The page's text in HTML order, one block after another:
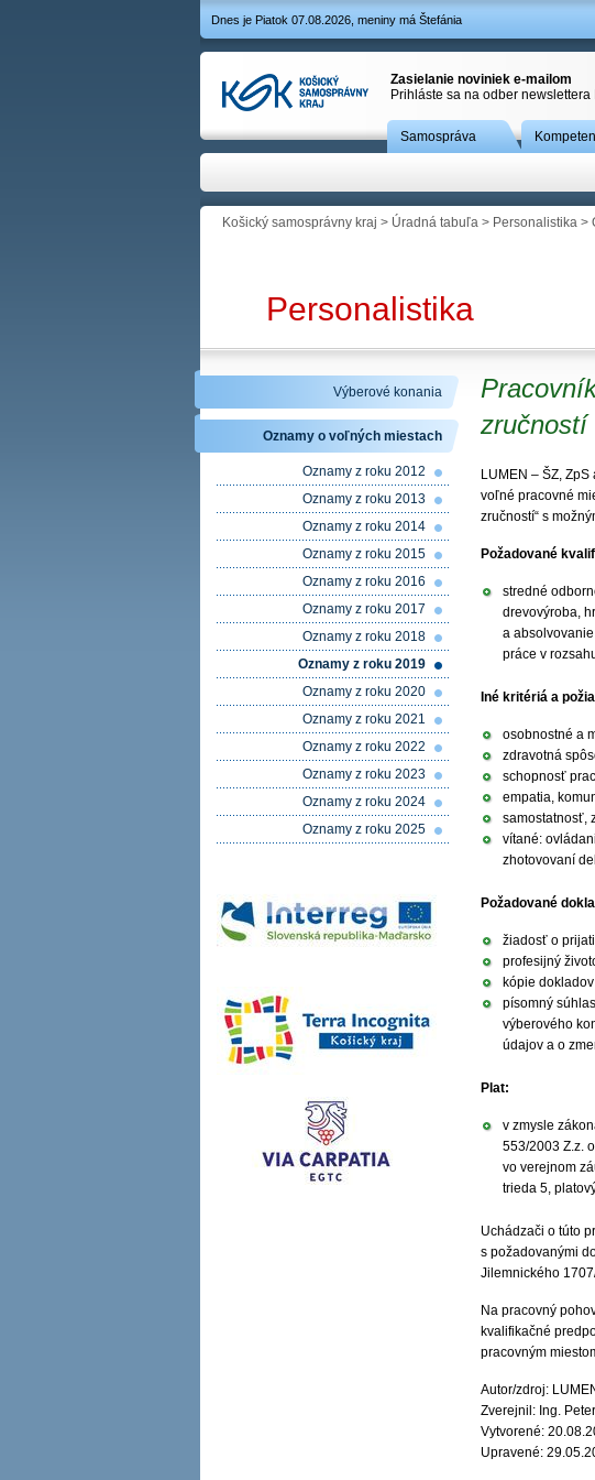
Dnes je Piatok 07.08.2026, meniny má Štefánia
Zasielanie noviniek e-mailom
Prihláste sa na odber newslettera
Samospráva
Košický samosprávny kraj > Úradná tabuľa > Personalistika >
Personalistika
zručností
LUMEN – ŠZ,
voľné pracovné
zručností“ s
Požadované
stredné
drevovýroba,
a
práce v
Iné kritériá a
osobnostné a
zdravotná
schopnosť
empatia,
samostatnosť,
vítané:
zhotovovaní
Požadované
žiadosť o
profesijný
kópie
písomný
výberového
údajov a o
Plat:
v zmysle
553/2003 Z.z.
vo verejnom
trieda 5,
Uchádzači o túto
s požadovanými
Jilemnického
Na pracovný
kvalifikačné
pracovným
Autor/zdroj:
Zverejnil: Ing.
Vytvorené:
Upravené:
Výberové konania
Oznamy o voľných miestach
Oznamy z roku 2012
Oznamy z roku 2013
Oznamy z roku 2014
Oznamy z roku 2015
Oznamy z roku 2016
Oznamy z roku 2017
Oznamy z roku 2018
Oznamy z roku 2019
Oznamy z roku 2020
Oznamy z roku 2021
Oznamy z roku 2022
Oznamy z roku 2023
Oznamy z roku 2024
Oznamy z roku 2025